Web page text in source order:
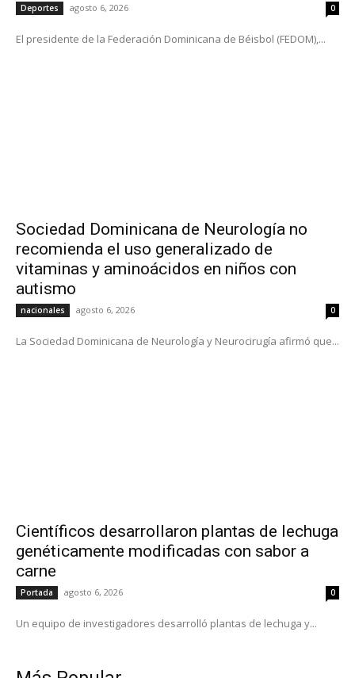
Deportes agosto 6, 2026 0
El presidente de la Federación Dominicana de Béisbol (FEDOM),...
Sociedad Dominicana de Neurología no
recomienda el uso generalizado de
vitaminas y aminoácidos en niños con
autismo
nacionales agosto 6, 2026 0
La Sociedad Dominicana de Neurología y Neurocirugía afirmó que...
Científicos desarrollaron plantas de lechuga
genéticamente modificadas con sabor a
carne
Portada agosto 6, 2026 0
Un equipo de investigadores desarrolló plantas de lechuga y...